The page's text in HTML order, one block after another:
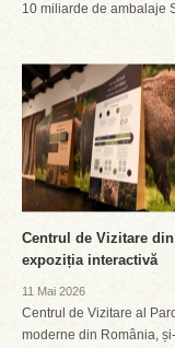
10 miliarde de ambalaje
Centrul de Vizitare
expoziția interactivă
11 Mai 2026
Centrul de Vizitare al
moderne din România,